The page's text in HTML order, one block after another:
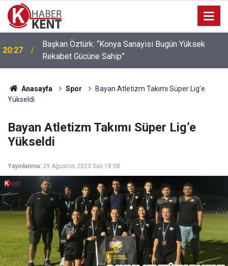
20:27
Başkan Öztürk: “Konya Sanayisi Bugün Yüksek
Rekabet Gücüne Sahip”
Anasayfa Spor
Bayan Atletizm Takımı Süper Lig’e
Yükseldi
Bayan Atletizm Takımı Süper Lig’e
Yükseldi
Yayınlanma: 29 Ağustos 2023 Salı 18:08